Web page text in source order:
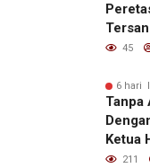
untuk
45
6 hari
Tanpa
Ketua
211